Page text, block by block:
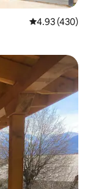
レビュー430
4.93 (430)